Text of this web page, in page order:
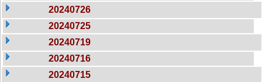
20240726
20240725
20240719
20240716
20240715